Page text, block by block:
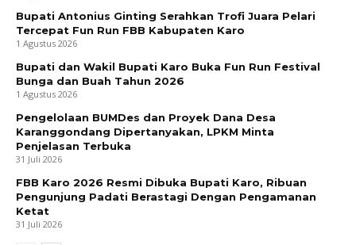
Bupati Antonius Ginting Serahkan Trofi Juara Pelari
Tercepat Fun Run FBB Kabupaten Karo
1 Agustus 2026
Bupati dan Wakil Bupati Karo Buka Fun Run Festival
Bunga dan Buah Tahun 2026
1 Agustus 2026
Pengelolaan BUMDes dan Proyek Dana Desa
Karanggondang Dipertanyakan, LPKM Minta
Penjelasan Terbuka
31 Juli 2026
FBB Karo 2026 Resmi Dibuka Bupati Karo, Ribuan
Pengunjung Padati Berastagi Dengan Pengamanan
Ketat
31 Juli 2026